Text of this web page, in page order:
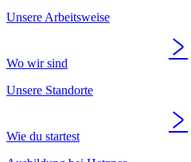
Unsere Arbeitsweise
Wo wir sind
Unsere Standorte
Wie du startest